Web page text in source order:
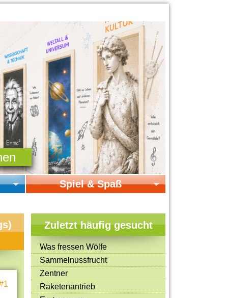
Spiel & Spaß
Online-Spiele
Mitmachen & Kreatives
Bücher & Filme
Quiz-Spiele
Spiele & Ideen
Zuletzt häufig gesucht
Was fressen Wölfe
Sammelnussfrucht
Zentner
Raketenantrieb